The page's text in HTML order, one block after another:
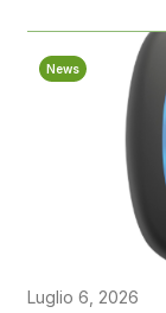
News
Luglio 6, 2026